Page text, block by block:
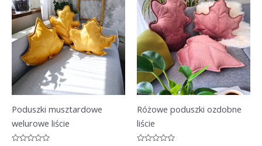
Poduszki musztardowe
welurowe liście
Różowe poduszki ozdobne
liście